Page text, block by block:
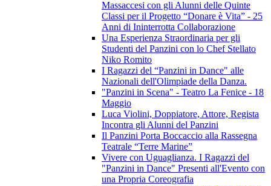
Massaccesi con gli Alunni delle Quinte
Classi per il Progetto “Donare è Vita” - 25
Anni di Ininterrotta Collaborazione
Una Esperienza Straordinaria per gli
Studenti del Panzini con lo Chef Stellato
Niko Romito
I Ragazzi del “Panzini in Dance" alle
Nazionali dell'Olimpiade della Danza.
"Panzini in Scena" - Teatro La Fenice - 18
Maggio
Luca Violini, Doppiatore, Attore, Regista
Incontra gli Alunni del Panzini
Il Panzini Porta Boccaccio alla Rassegna
Teatrale “Terre Marine”
Vivere con Uguaglianza. I Ragazzi del
"Panzini in Dance" Presenti all'Evento con
una Propria Coreografia